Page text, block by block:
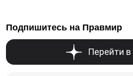
Подпишитесь на Правмир
Перейти в